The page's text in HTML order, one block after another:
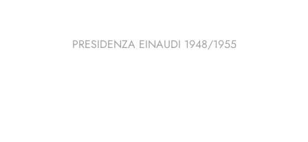
PRESIDENZA EINAUDI 1948/1955